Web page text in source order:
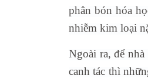
phân bón hóa
nhiễm kim loại
Ngoài ra,để
canh tác thì